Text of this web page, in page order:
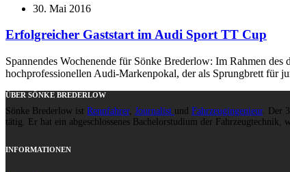
30. Mai 2016
Erfolgreicher Gaststart im Audi Sport TT Cup
Spannendes Wochenende für Sönke Brederlow: Im Rahmen
hochprofessionellen Audi-Markenpokal, der als Sprungbrett für
ÜBER SÖNKE BREDERLOW
Sönke Brederlow ist Rennfahrer, Journalist und Fahrzeugingenieur. Der
tätig. Er hat ein abgeschlossenes Bachelorstudium der
INFORMATIONEN